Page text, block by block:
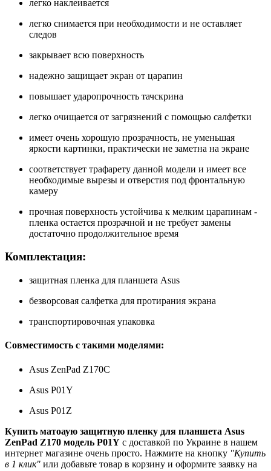
легко наклеивается
легко снимается при необходимости и не оставляет
следов
закрывает всю поверхность
надежно защищает экран от царапин
повышает ударопрочность тачскрина
легко очищается от загрязнений с помощью салфетки
имеет очень хорошую прозрачность, не уменьшая
яркости картинки, практически не заметна на экране
соответствует трафарету данной модели и имеет все
необходимые вырезы и отверстия под фронтальную
камеру
прочная поверхность устойчива к мелким царапинам -
пленка остается прозрачной и не требует замены
достаточно продолжительное время
Комплектация:
защитная пленка для планшета Asus
безворсовая салфетка для протирания экрана
транспортировочная упаковка
Совместимость с такими моделями:
Asus ZenPad Z170C
Asus P01Y
Asus P01Z
Купить матоаую защитную пленку для планшета Asus
ZenPad Z170 модель P01Y с доставкой по Украине в нашем
интернет магазине очень просто. Нажмите на кнопку "Купить
в 1 клик" или добавьте товар в корзину и оформите заявку на